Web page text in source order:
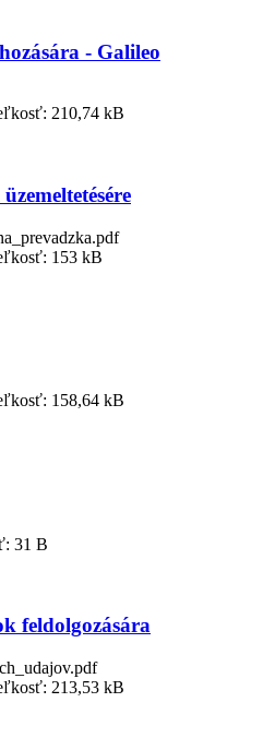
- Galileo
210,74 kB
153 kB
158,64 kB
31 B
feldolgozására
213,53 kB